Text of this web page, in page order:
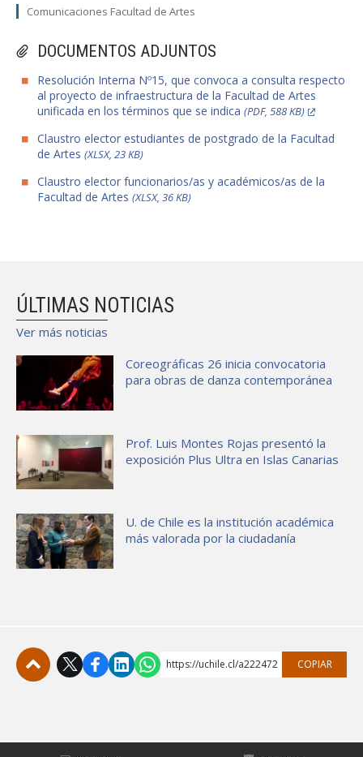
DOCUMENTOS ADJUNTOS
Resolución Interna Nº15, que convoca a consulta respecto
al proyecto de infraestructura de la Facultad de Artes
unificada en los términos que se indica (PDF, 588 KB)
Claustro elector estudiantes de postgrado de la Facultad
de Artes (XLSX, 23 KB)
Claustro elector funcionarios/as y académicos/as de la
Facultad de Artes (XLSX, 36 KB)
Comunicaciones Facultad de Artes
ÚLTIMAS NOTICIAS
Ver más noticias
Coreográficas 26 inicia convocatoria
para obras de danza contemporánea
Prof. Luis Montes Rojas presentó la
exposición Plus Ultra en Islas Canarias
U. de Chile es la institución académica
más valorada por la ciudadanía
https://uchile.cl/a222472 COPIAR